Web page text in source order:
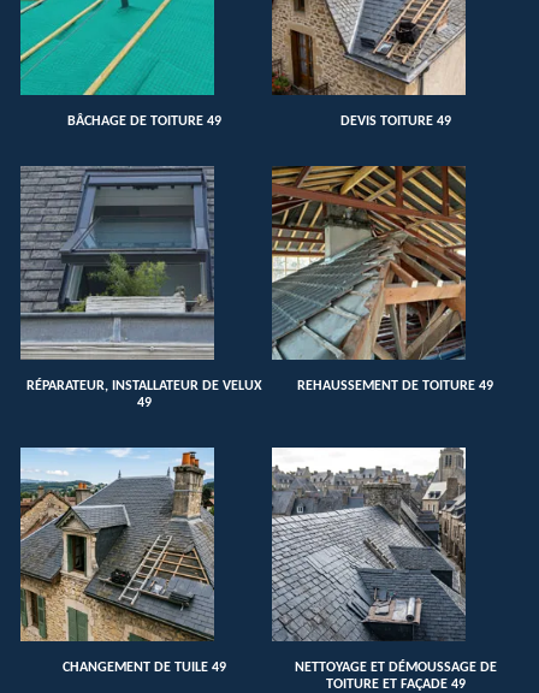
BÂCHAGE DE TOITURE 49 DEVIS TOITURE 49
RÉPARATEUR, INSTALLATEUR DE VELUX
49
REHAUSSEMENT DE TOITURE 49
CHANGEMENT DE TUILE 49
NETTOYAGE ET DÉMOUSSAGE DE
TOITURE ET FAÇADE 49